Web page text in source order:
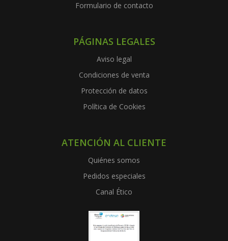
Formulario de contacto
PÁGINAS LEGALES
Aviso legal
Condiciones de venta
Protección de datos
Política de Cookies
ATENCIÓN AL CLIENTE
Quiénes somos
Pedidos especiales
Canal Ético